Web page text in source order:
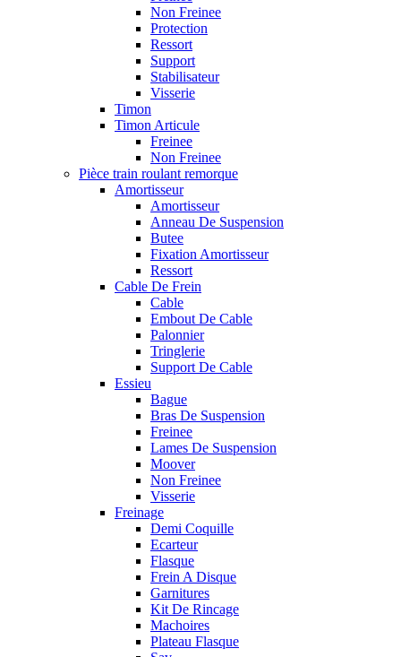
Non Freinee
Protection
Ressort
Support
Stabilisateur
Visserie
Timon
Timon Articule
Freinee
Non Freinee
Pièce train roulant remorque
Amortisseur
Amortisseur
Anneau De Suspension
Butee
Fixation Amortisseur
Ressort
Cable De Frein
Cable
Embout De Cable
Palonnier
Tringlerie
Support De Cable
Essieu
Bague
Bras De Suspension
Freinee
Lames De Suspension
Moover
Non Freinee
Visserie
Freinage
Demi Coquille
Ecarteur
Flasque
Frein A Disque
Garnitures
Kit De Rincage
Machoires
Plateau Flasque